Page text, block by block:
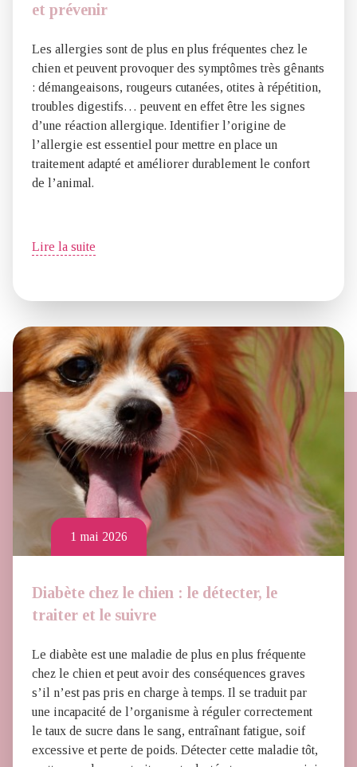
et prévenir
Les allergies sont de plus en plus fréquentes chez le
chien et peuvent provoquer des symptômes très gênants
: démangeaisons, rougeurs cutanées, otites à répétition,
troubles digestifs… peuvent en effet être les signes
d’une réaction allergique. Identifier l’origine de
l’allergie est essentiel pour mettre en place un
traitement adapté et améliorer durablement le confort
de l’animal.
Lire la suite
1 mai 2026
Diabète chez le chien : le détecter, le
traiter et le suivre
Le diabète est une maladie de plus en plus fréquente
chez le chien et peut avoir des conséquences graves
s’il n’est pas pris en charge à temps. Il se traduit par
une incapacité de l’organisme à réguler correctement
le taux de sucre dans le sang, entraînant fatigue, soif
excessive et perte de poids. Détecter cette maladie tôt,